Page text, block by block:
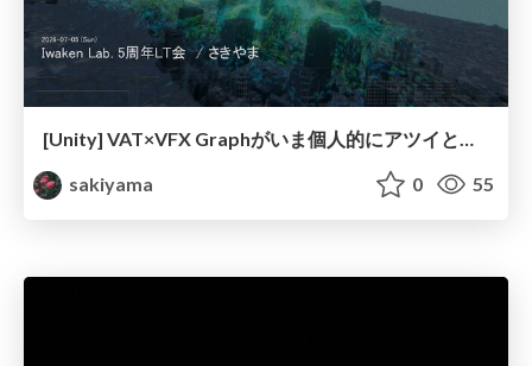
[Unity] VAT×VFX Graphがいま個人的にアツイという話
sakiyama
0 55